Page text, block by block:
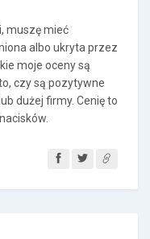
muszę mieć
albo ukryta przez
moje oceny są
czy są pozytywne
dużej firmy. Cenię to